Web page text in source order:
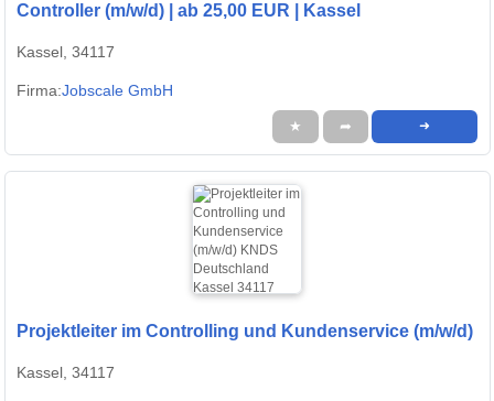
Controller (m/w/d) | ab 25,00 EUR | Kassel
Kassel, 34117
Firma:Jobscale GmbH
★ ➦ ➜
Projektleiter im Controlling und Kundenservice (m/w/d)
Kassel, 34117